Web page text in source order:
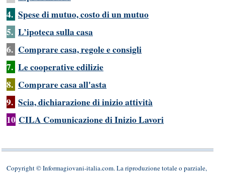
4. Spese di mutuo, costo di un mutuo
5. L’ipoteca sulla casa
6. Comprare casa, regole e consigli
7. Le cooperative edilizie
8. Comprare casa all'asta
9. Scia, dichiarazione di inizio attività
10 CILA Comunicazione di Inizio Lavori
Copyright © Informagiovani-italia.com. La riproduzione totale o parziale,